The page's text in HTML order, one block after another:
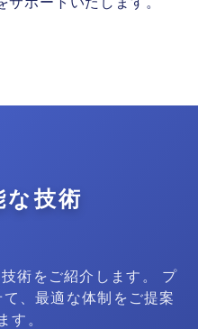
な技術
術をご紹介します。
プ
、最適な体制を ご提案
す。